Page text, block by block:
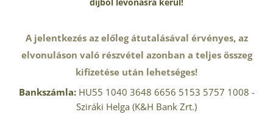
A jelentkezés az előleg átutalásával érvényes, az
elvonuláson való részvétel azonban a teljes összeg
kifizetése után lehetséges!
Bankszámla: HU55 1040 3648 6656 5153 5757 1008 -
Sziráki Helga (K&H Bank Zrt.)